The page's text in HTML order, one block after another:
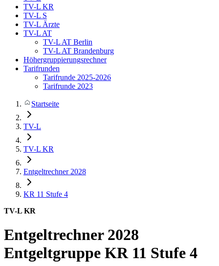
TV-L KR
TV-L S
TV-L Ärzte
TV-L AT
TV-L AT Berlin
TV-L AT Brandenburg
Höhergruppierungsrechner
Tarifrunden
Tarifrunde 2025-2026
Tarifrunde 2023
Startseite
TV-L
TV-L KR
Entgeltrechner 2028
KR 11 Stufe 4
TV-L KR
Entgeltrechner 2028
Entgeltgruppe KR 11 Stufe 4